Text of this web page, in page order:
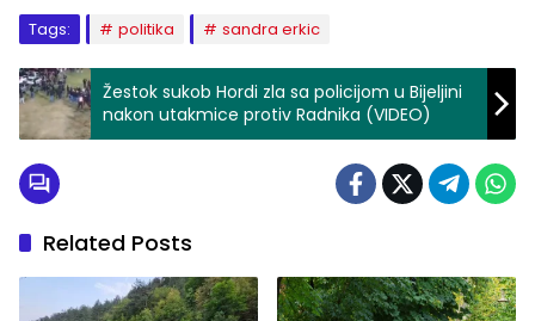
Tags: politika sandra erkic
Žestok sukob Hordi zla sa policijom u Bijeljini
nakon utakmice protiv Radnika (VIDEO)
Related Posts